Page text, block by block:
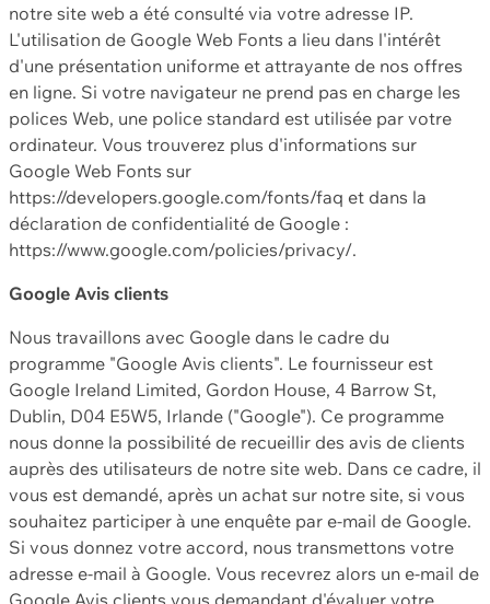
notre site web a été consulté via votre adresse IP.
L'utilisation de Google Web Fonts a lieu dans l'intérêt
d'une présentation uniforme et attrayante de nos offres
en ligne. Si votre navigateur ne prend pas en charge les
polices Web, une police standard est utilisée par votre
ordinateur. Vous trouverez plus d'informations sur
Google Web Fonts sur
https://developers.google.com/fonts/faq et dans la
déclaration de confidentialité de Google :
https://www.google.com/policies/privacy/.
Google Avis clients
Nous travaillons avec Google dans le cadre du
programme "Google Avis clients". Le fournisseur est
Google Ireland Limited, Gordon House, 4 Barrow St,
Dublin, D04 E5W5, Irlande ("Google"). Ce programme
nous donne la possibilité de recueillir des avis de clients
auprès des utilisateurs de notre site web. Dans ce cadre, il
vous est demandé, après un achat sur notre site, si vous
souhaitez participer à une enquête par e-mail de Google.
Si vous donnez votre accord, nous transmettons votre
adresse e-mail à Google. Vous recevrez alors un e-mail de